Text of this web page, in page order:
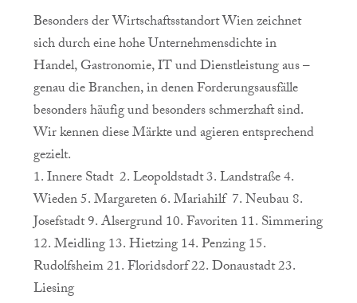
Besonders der Wirtschaftsstandort Wien zeichnet
sich durch eine hohe Unternehmensdichte in
Handel, Gastronomie, IT und Dienstleistung aus –
genau die Branchen, in denen Forderungsausfälle
besonders häufig und besonders schmerzhaft sind.
Wir kennen diese Märkte und agieren entsprechend
gezielt.
1.Innere Stadt2.Leopoldstadt3.Landstraße4.
Wieden5.Margareten6.Mariahilf 7.Neubau 8.
Josefstadt9.Alsergrund10.Favoriten11. Simmering
12.Meidling13.Hietzing14.Penzing15.
Rudolfsheim21.Floridsdorf22.Donaustadt23.
Liesing